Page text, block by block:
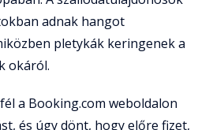
adnak hangot
pletykák keringenek a
okáról.
a Booking.com weboldalon
és úgy dönt, hogy előre fizet,